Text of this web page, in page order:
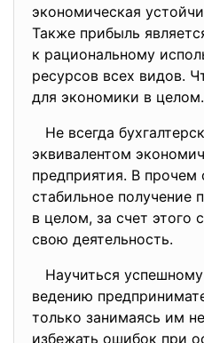
экономическая
Также прибыль
к рациональному
ресурсов всех видов.
для экономики в целом.
Не всегда
эквивалентом
предприятия. В прочем
стабильное получение
в целом, за счет этого
свою деятельность.
Научиться успешному
ведению
только занимаясь им
избежать ошибок при